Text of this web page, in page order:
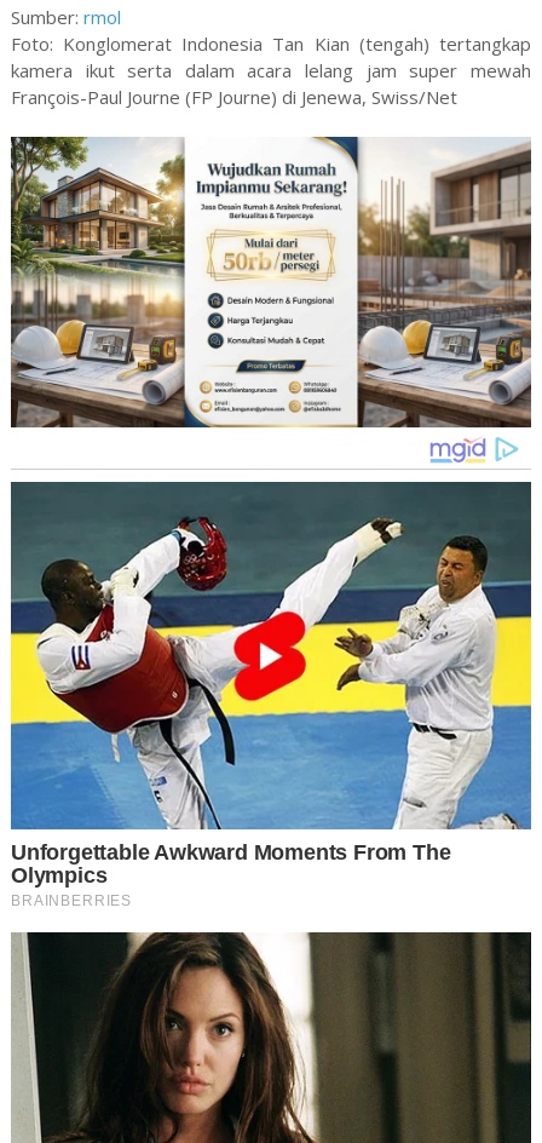
Sumber: rmol
Foto: Konglomerat Indonesia Tan Kian (tengah) tertangkap
kamera ikut serta dalam acara lelang jam super mewah
François-Paul Journe (FP Journe) di Jenewa, Swiss/Net